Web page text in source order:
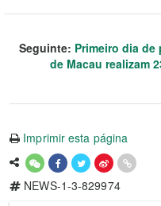
Seguinte: Primeiro dia
de Macau realizam
Imprimir esta página
NEWS-1-3-829974